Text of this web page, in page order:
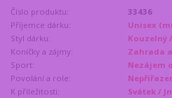
Číslo produktu:
33436
Příjemce dárku:
Unisex
Styl dárku:
Kouzelný
Koníčky a zájmy:
Zahrada
Sport:
Nezájem
Povolání a role:
K příležitosti:
Svátek /